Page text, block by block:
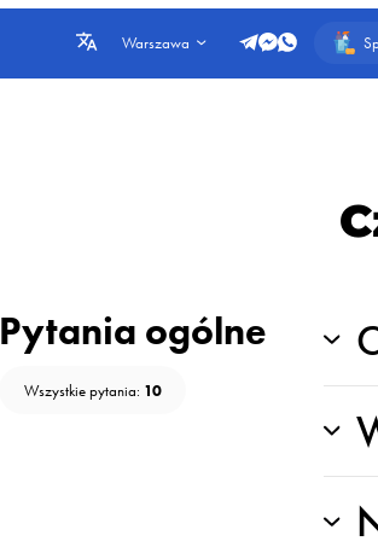
Warszawa
Pytania ogólne
Wszystkie pytania: 10